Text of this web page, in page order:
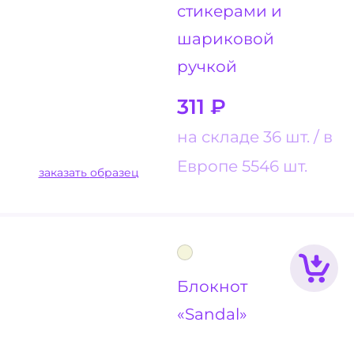
стикерами и
шариковой
ручкой
311 ₽
на складе 36 шт.
в
Европе 5546 шт.
заказать образец
Блокнот
«Sandal»